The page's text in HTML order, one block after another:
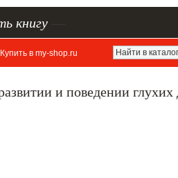
книгу
Купить в my-shop.ru
и поведении глухих